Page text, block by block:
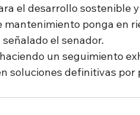
el desarrollo sostenible
ponga en
el senador.
un seguimiento
soluciones definitivas por